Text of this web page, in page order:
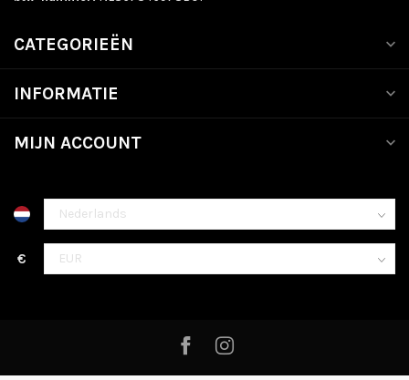
CATEGORIEËN
INFORMATIE
MIJN ACCOUNT
€